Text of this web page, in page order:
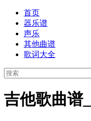
首页
器乐谱
声乐
其他曲谱
歌词大全
吉他歌曲谱